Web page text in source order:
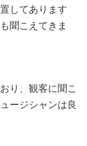
してあります
聞こえてきま
り、観客に聞こ
ージシャンは良